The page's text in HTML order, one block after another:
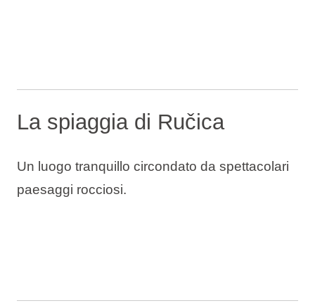
La spiaggia di Ručica
Un luogo tranquillo circondato da spettacolari
paesaggi rocciosi.